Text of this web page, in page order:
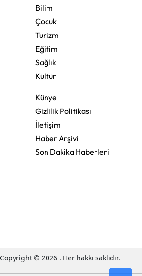
Bilim
Çocuk
Turizm
Eğitim
Sağlık
Kültür
Künye
Gizlilik Politikası
İletişim
Haber Arşivi
Son Dakika Haberleri
Copyright © 2026 . Her hakkı saklıdır.